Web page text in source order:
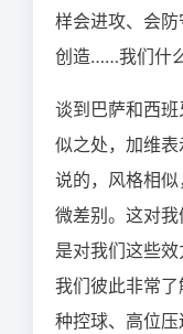
样会进攻、会
创造……我们什
谈到巴萨和西
似之处，加维
说的，风格相
微差别。这对
是对我们这些效
我们彼此非常
种控球、高位